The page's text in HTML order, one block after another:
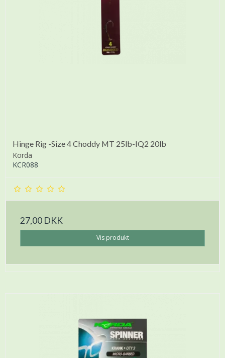
Hinge Rig -Size 4 Choddy MT 25lb-IQ2 20lb
Korda
KCR088
27,00 DKK
Vis produkt